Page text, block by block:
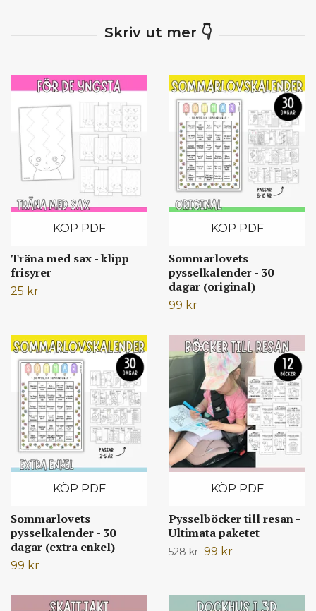
KÖP PDF
Träna med sax - klipp
frisyrer
25 kr
KÖP PDF
Sommarlovets
pysselkalender - 30
dagar (original)
99 kr
KÖP PDF
Sommarlovets
pysselkalender - 30
dagar (extra enkel)
99 kr
KÖP PDF
Pysselböcker till resan -
Ultimata paketet
528 kr 99 kr